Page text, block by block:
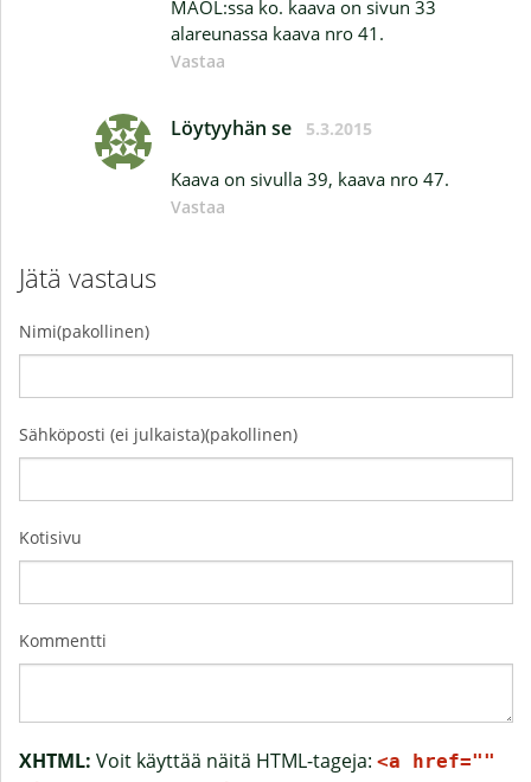
MAOL:ssa ko. kaava on sivun 33
alareunassa kaava nro 41.
Vastaa
Löytyyhän se 5.3.2015
Kaava on sivulla 39, kaava nro 47.
Vastaa
Jätä vastaus
Nimi(pakollinen)
Sähköposti (ei julkaista)(pakollinen)
Kotisivu
Kommentti
XHTML: Voit käyttää näitä HTML-tageja: <a href=""